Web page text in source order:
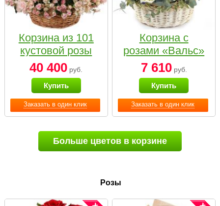
Заказать в один клик
Корзина из 101
кустовой розы
нежных тонов
40 400 руб.
Купить
Заказать в один клик
Корзина с
розами «Вальс»
7 610руб.
Купить
Больше цветов в корзине
Розы